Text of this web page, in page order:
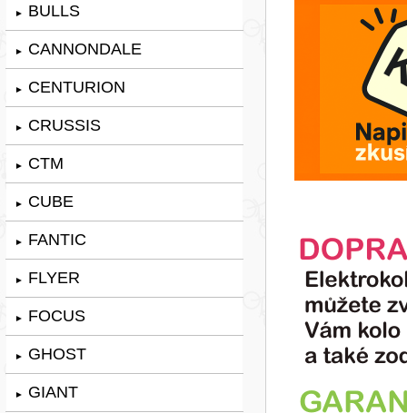
► BULLS
► CANNONDALE
► CENTURION
► CRUSSIS
► CTM
► CUBE
► FANTIC
► FLYER
► FOCUS
► GHOST
► GIANT